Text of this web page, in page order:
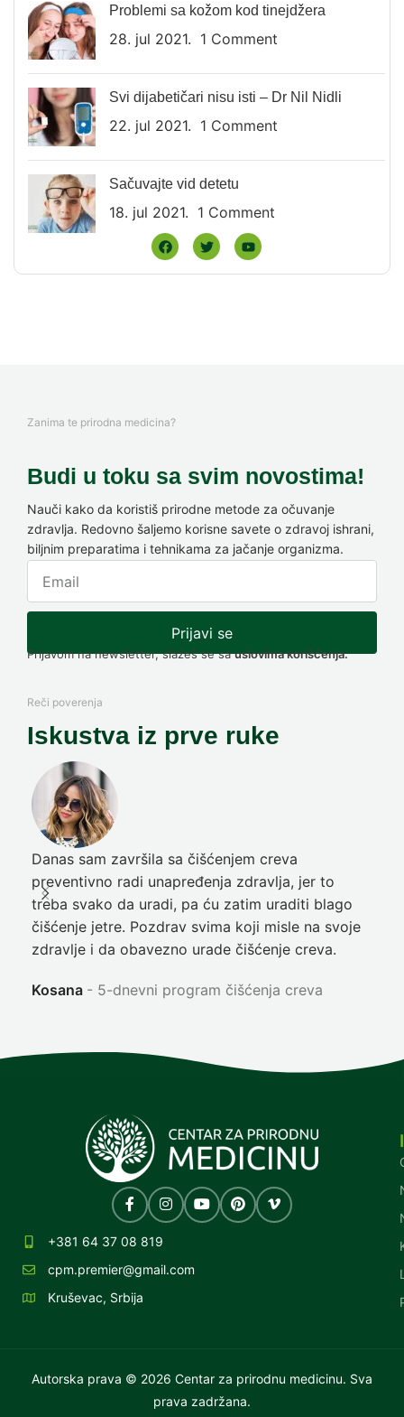
Problemi sa kožom kod tinejdžera
28. jul 2021. 1 Comment
Svi dijabetičari nisu isti – Dr Nil Nidli
22. jul 2021. 1 Comment
Sačuvajte vid detetu
18. jul 2021. 1 Comment
Zanima te prirodna medicina?
Budi u toku sa svim novostima!
Nauči kako da koristiš prirodne metode za očuvanje
zdravlja. Redovno šaljemo korisne savete o zdravoj ishrani,
biljnim preparatima i tehnikama za jačanje organizma.
Prijavi se
Prijavom na newsletter, slažeš se sauslovima korišćenja.
Reči poverenja
Iskustva iz prve ruke
Danas sam završila sa čišćenjem creva
preventivno radi unapređenja zdravlja, jer to
treba svako da uradi, pa ću zatim uraditi blago
čišćenje jetre. Pozdrav svima koji misle na svoje
zdravlje i da obavezno urade čišćenje creva.
Kosana 5-dnevni program čišćenja creva
+381 64 37 08 819
cpm.premier@gmail.com
Kruševac, Srbija
Autorska prava © 2026 Centar za prirodnu medicinu. Sva
prava zadržana.